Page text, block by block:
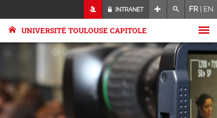
INTRANET FR | EN
UNIVERSITÉ TOULOUSE CAPITOLE